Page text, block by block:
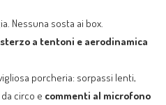
Nessuna sosta ai box.
a tentoni e aerodinamica
porcheria: sorpassi lenti,
circo e commenti al microfono